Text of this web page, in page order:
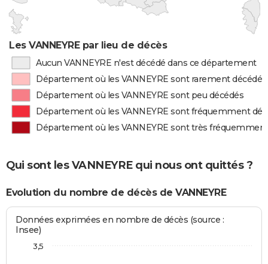
Les VANNEYRE par lieu de décès
Aucun VANNEYRE n'est décédé dans ce département
Département où les VANNEYRE sont rarement décédés
Département où les VANNEYRE sont peu décédés
Département où les VANNEYRE sont fréquemment
Département où les VANNEYRE sont très
Qui sont les VANNEYRE qui nous ont quittés ?
Evolution du nombre de décès de VANNEYRE
Données exprimées en nombre de décès (source :
Insee)
3,5